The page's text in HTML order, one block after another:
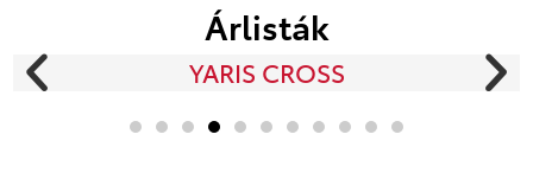
Árlisták
YARIS CROSS